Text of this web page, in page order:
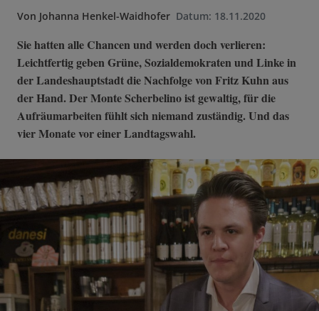
Von Johanna Henkel-Waidhofer Datum: 18.11.2020
Sie hatten alle Chancen und werden doch verlieren:
Leichtfertig geben Grüne, Sozialdemokraten und Linke in
der Landeshauptstadt die Nachfolge von Fritz Kuhn aus
der Hand. Der Monte Scherbelino ist gewaltig, für die
Aufräumarbeiten fühlt sich niemand zuständig. Und das
vier Monate vor einer Landtagswahl.